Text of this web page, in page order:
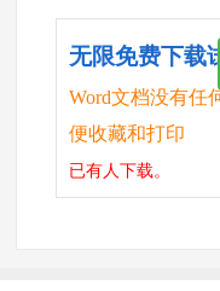
无限免费下载
Word文档没有任
便收藏和打印
已有人下载。